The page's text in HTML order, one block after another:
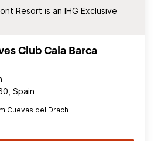
Resort is an IHG Exclusive
Club Cala Barca
Spain
Cuevas del Drach